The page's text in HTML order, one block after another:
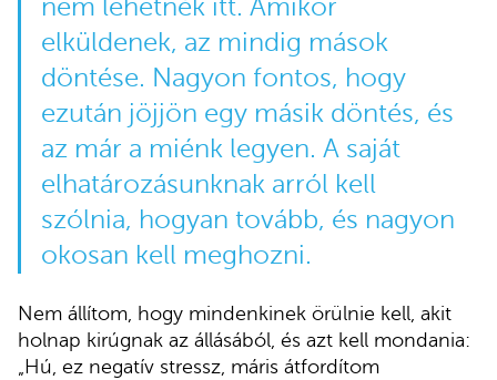
nem lehetnék itt. Amikor
elküldenek, az mindig mások
döntése. Nagyon fontos, hogy
ezután jöjjön egy másik döntés, és
az már a miénk legyen. A saját
elhatározásunknak arról kell
szólnia, hogyan tovább, és nagyon
okosan kell meghozni.
Nem állítom, hogy mindenkinek örülnie kell, akit
holnap kirúgnak az állásából, és azt kell mondania:
„Hú, ez negatív stressz, máris átfordítom